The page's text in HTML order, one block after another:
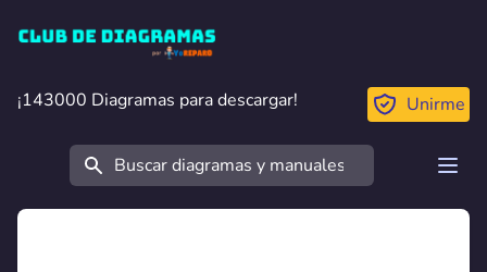
Club de Diagramas
¡143000 Diagramas para descargar!
¡143000 Diagramas para descargar! Unirme
Buscar